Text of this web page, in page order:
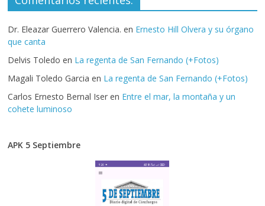
Dr. Eleazar Guerrero Valencia. en Ernesto Hill Olvera y su órgano
que canta
Delvis Toledo en La regenta de San Fernando (+Fotos)
Magali Toledo Garcia en La regenta de San Fernando (+Fotos)
Carlos Ernesto Bernal Iser en Entre el mar, la montaña y un
cohete luminoso
APK 5 Septiembre